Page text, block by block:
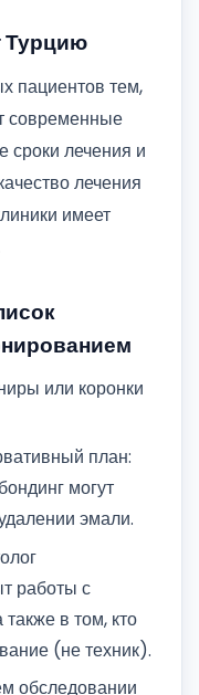
пациентов тем,
современные
сроки лечения и
лечения
имеет
или коронки
план:
могут
эмали.
работы с
в том, кто
(не техник).
обследовании